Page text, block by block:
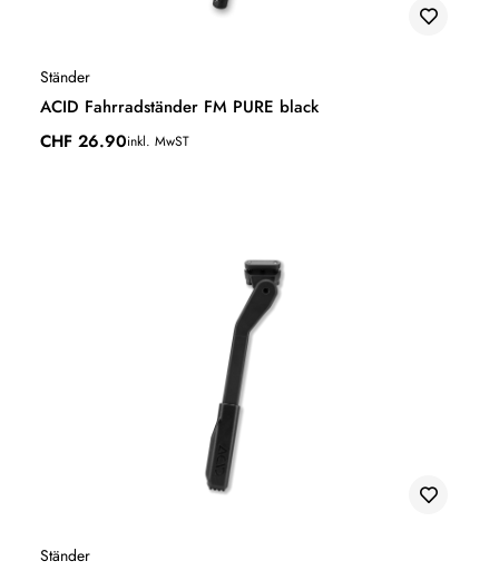
Ständer
ACID Fahrradständer FM PURE black
CHF 26.90inkl. MwST
Ständer